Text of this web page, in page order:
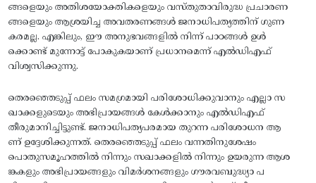
ങ്ങളെയും അതിശയോക്തികളെയും വസ്തുതാവിരുദ്ധ പ്രചാരണ
ങ്ങളെയും ആശ്രയിച്ച അവതരണങ്ങൾ ജനാധിപത്യത്തിന് ഗുണ
കരമല്ല. എങ്കിലും, ഈ അനുഭവങ്ങളിൽ നിന്ന് പാഠങ്ങൾ ഉൾ
ക്കൊണ്ട് മുന്നോട്ട് പോകുകയാണ് പ്രധാനമെന്ന് എൽഡിഎഫ്
വിശ്വസിക്കുന്നു.
തെരഞ്ഞെടുപ്പ് ഫലം സമഗ്രമായി പരിശോധിക്കുവാനും എല്ലാ സ
ഖാക്കളുടെയും അഭിപ്രായങ്ങൾ കേൾക്കാനും എൽഡിഎഫ്
തീരുമാനിച്ചിട്ടുണ്ട്. ജനാധിപത്യപരമായ തുറന്ന പരിശോധന ആ
ണ് ഉദ്ദേശിക്കുന്നത്. തെരഞ്ഞെടുപ്പ് ഫലം വന്നതിനുശേഷം
പൊതുസമൂഹത്തിൽ നിന്നും സഖാക്കളിൽ നിന്നും ഉയരുന്ന ആശ
ങ്കകളും അഭിപ്രായങ്ങളും വിമർശനങ്ങളും ഗൗരവബുദ്ധ്യാ പ